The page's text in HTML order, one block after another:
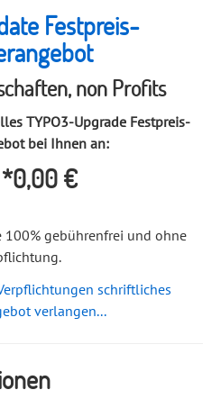
Festpreis-
non Profits
TYPO3-Upgrade Festpreis-
bei Ihnen an:
€
100% gebührenfrei und ohne
schriftliches
verlangen...